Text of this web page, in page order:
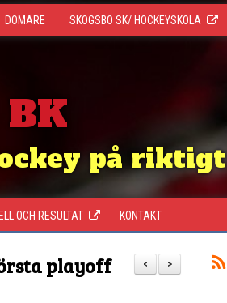
DOMARE SKOGSBO SK/ HOCKEYSKOLA
på riktigt
OCH RESULTAT KONTAKT
>
<
playoff